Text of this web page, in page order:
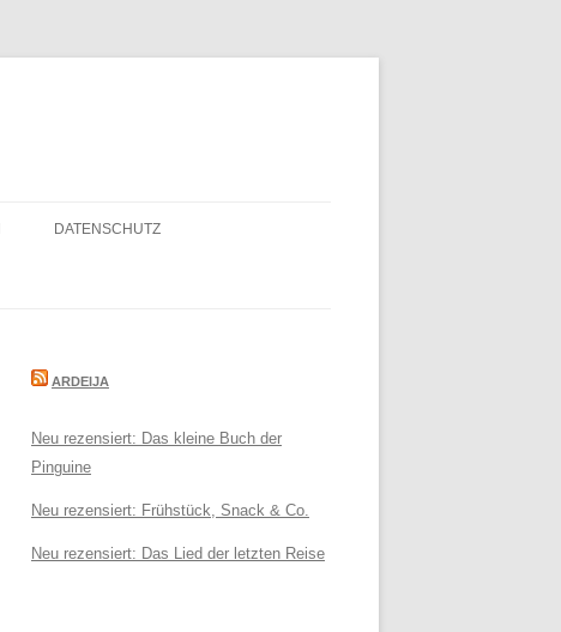
DATENSCHUTZ
ARDEIJA
Neu rezensiert: Das kleine Buch der
Pinguine
Neu rezensiert: Frühstück, Snack & Co.
Neu rezensiert: Das Lied der letzten Reise